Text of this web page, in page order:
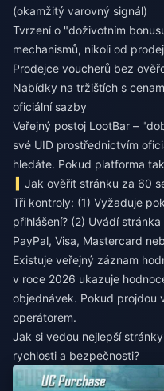
(okamžitý varovný signál)
Tvrzení o "doživotním
mechanismů, nikoli od
Prodejce voucherů bez
Nabídky na tržištích s
oficiální sazby
Veřejný postoj LootBar –
své UID prostřednictvím
hledáte. Pokud platforma
Jak ověřit stránku za 60
Tři kontroly: (1) Vyžaduje
přihlášení? (2) Uvádí
PayPal, Visa, Mastercard
Existuje veřejný záznam
v roce 2026 ukazuje
objednávek. Pokud projdou
operátorem.
Jak si vedou nejlepší
rychlosti a bezpečnosti?